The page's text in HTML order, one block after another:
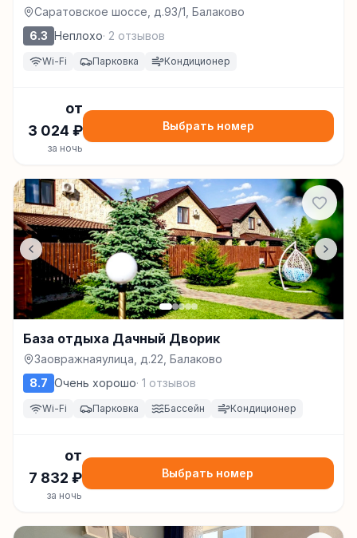
Саратовское шоссе, д.93/1, Балаково
6.3 Неплохо· 2 отзывов
Wi-Fi Парковка Кондиционер
от
3 024 ₽
за ночь
Выбрать номер
База отдыха Дачный Дворик
Заовражнаяулица, д.22, Балаково
8.7 Очень хорошо· 1 отзывов
Wi-Fi Парковка Бассейн Кондиционер
от
7 832 ₽
за ночь
Выбрать номер